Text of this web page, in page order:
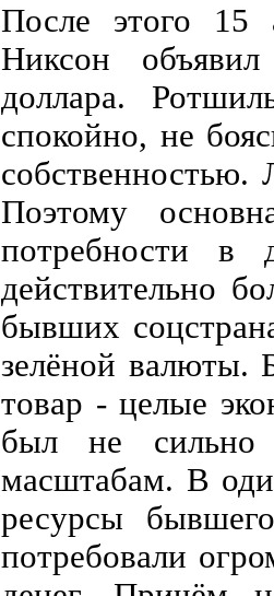
После этого 15
Никсон
доллара.
спокойно, не
Поэтому
потребности
действительно
бывших
зелёной валюты.
товар - целые
был не
масштабам. В
ресурсы
потребовали